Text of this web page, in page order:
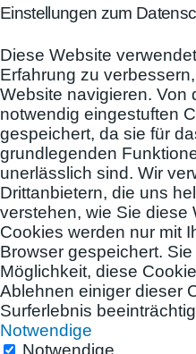
Einstellungen zum
Diese Website
Erfahrung zu
Website navigieren. Von
notwendig eingestuften
gespeichert, da sie für
grundlegenden
unerlässlich sind. Wir
Drittanbietern, die uns
verstehen, wie Sie diese
Cookies werden nur mit
Browser gespeichert.
Möglichkeit, diese
Ablehnen einiger dieser
Surferlebnis
Notwendige